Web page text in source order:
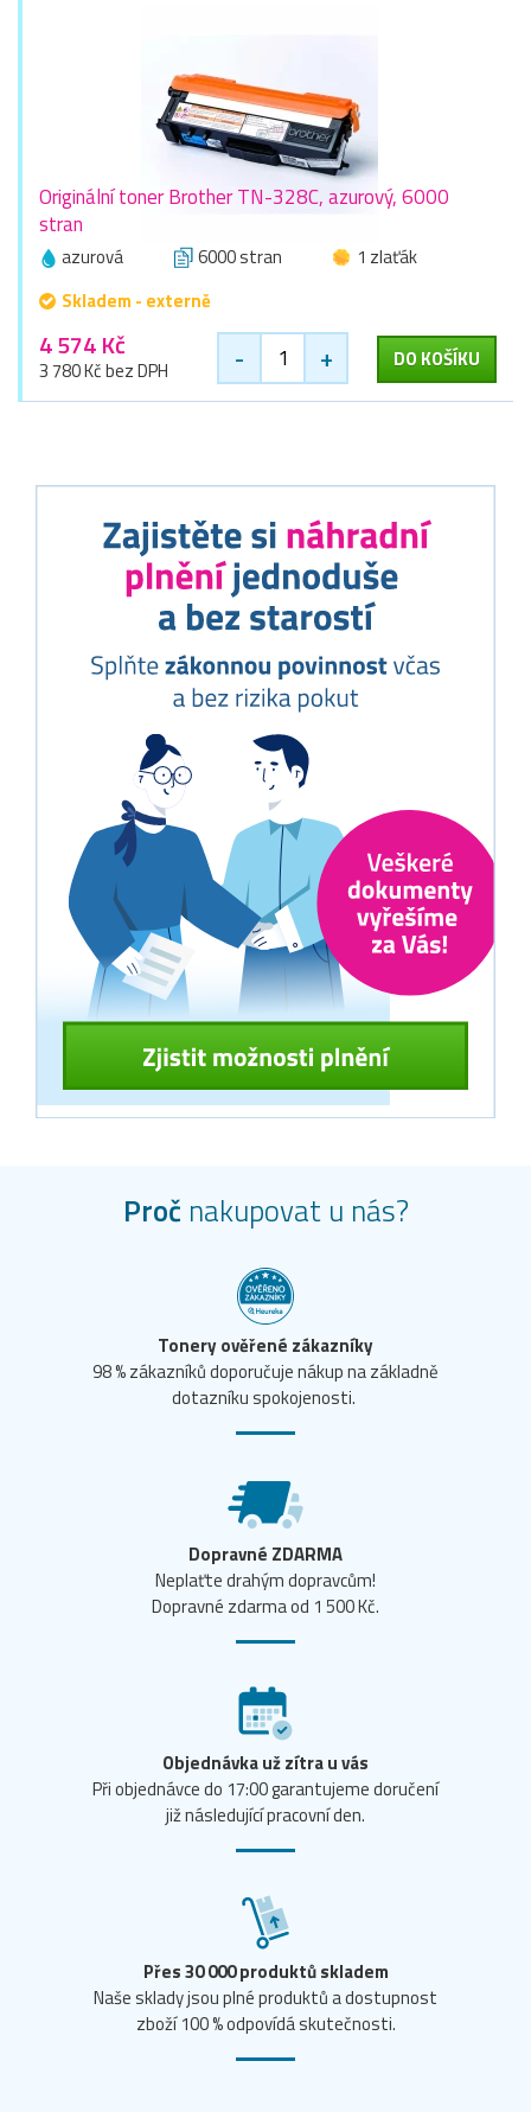
Originální toner Brother TN-328C, azurový, 6000
stran
azurová 6000 stran
1 zlaťák
Skladem - externě
4 574 Kč
3 780 Kč bez DPH - + DO KOŠÍKU
Proč nakupovat u nás?
Tonery ověřené zákazníky
98 % zákazníků doporučuje nákup na základně
dotazníku spokojenosti.
Dopravné ZDARMA
Neplaťte drahým dopravcům!
Dopravné zdarma od 1 500 Kč.
Objednávka už zítra u vás
Při objednávce do 17:00 garantujeme doručení
již následující pracovní den.
Přes 30 000 produktů skladem
Naše sklady jsou plné produktů a dostupnost
zboží 100 % odpovídá skutečnosti.